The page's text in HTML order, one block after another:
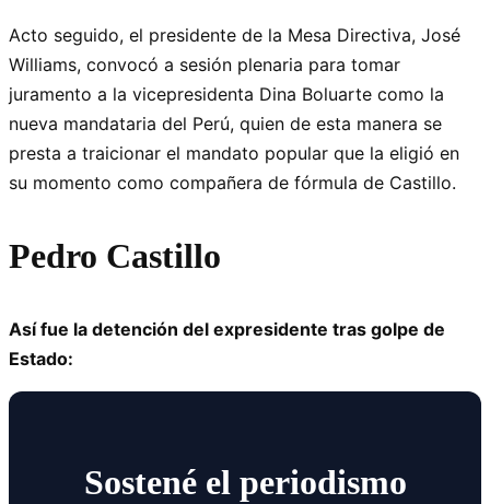
Acto seguido, el presidente de la Mesa Directiva, José
Williams, convocó a sesión plenaria para tomar
juramento a la vicepresidenta Dina Boluarte como la
nueva mandataria del Perú, quien de esta manera se
presta a traicionar el mandato popular que la eligió en
su momento como compañera de fórmula de Castillo.
Pedro Castillo
Así fue la detención del expresidente tras golpe de
Estado:
Sostené el periodismo